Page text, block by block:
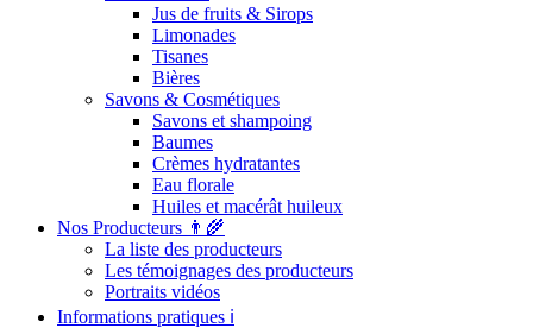
Jus de fruits & Sirops
Limonades
Tisanes
Bières
Savons & Cosmétiques
Savons et shampoing
Baumes
Crèmes hydratantes
Eau florale
Huiles et macérât huileux
Nos Producteurs 👨‍🌾
La liste des producteurs
Les témoignages des producteurs
Portraits vidéos
Informations pratiques ℹ️